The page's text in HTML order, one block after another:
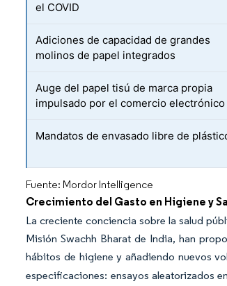
el COVID
Adiciones de capacidad de grandes
molinos de papel integrados
Auge del papel tisú de marca propia
impulsado por el comercio electrónico
Mandatos de envasado libre de
Fuente: Mordor Intelligence
Crecimiento del Gasto en Higiene y
La creciente conciencia sobre la salud
Misión Swachh Bharat de India, han
hábitos de higiene y añadiendo nuevos
especificaciones: ensayos aleatorizados